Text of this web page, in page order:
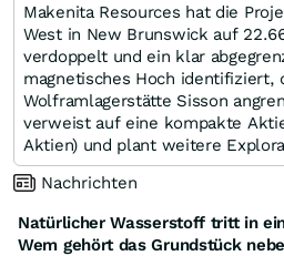
Makenita Resources hat die
West in New Brunswick auf
verdoppelt und ein klar
magnetisches Hoch identifiziert,
Wolframlagerstätte Sisson
verweist auf eine kompakte
Aktien) und plant weitere
Nachrichten
Natürlicher Wasserstoff tritt in
Wem gehört das Grundstück